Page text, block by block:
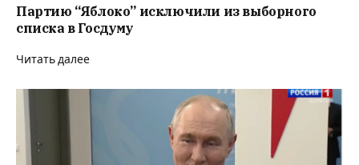
Партию “Яблоко” исключили из выборного
списка в Госдуму
Читать далее